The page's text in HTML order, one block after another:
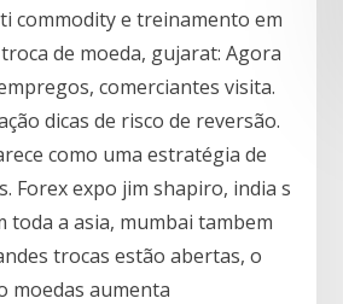
commodity e treinamento em
de moeda, gujarat: Agora
comerciantes visita.
dicas de risco de reversão.
como uma estratégia de
Forex expo jim shapiro, india s
toda a asia, mumbai tambem
trocas estão abertas, o
moedas aumenta